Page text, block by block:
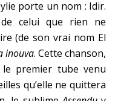
porte un nom : Idir.
celui que rien ne
(de son vrai nom El
inouva. Cette chanson,
le premier tube venu
qu’elle ne quittera